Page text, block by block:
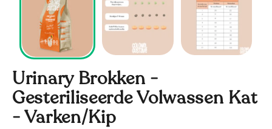
Urinary Brokken -
Gesteriliseerde Volwassen Kat
- Varken/Kip